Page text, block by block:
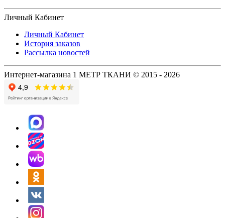
Личный Кабинет
Личный Кабинет
История заказов
Рассылка новостей
Интернет-магазина 1 МЕТР ТКАНИ © 2015 - 2026